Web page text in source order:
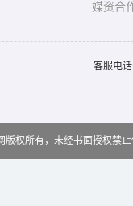
媒资合
客服电
版权所有，未经书面授权